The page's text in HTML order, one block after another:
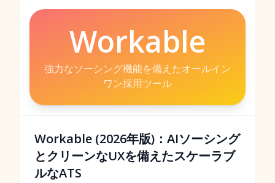
Workable
強力なソーシング機能を備えたオールイン
ワン採用ツール
Workable (2026年版)：AIソーシング
とクリーンなUXを備えたスケーラブ
ルなATS